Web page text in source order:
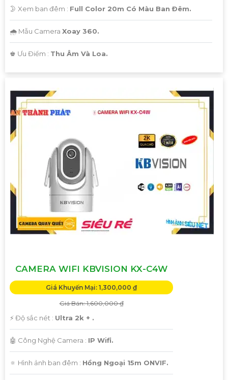
🌛 Xem ban đêm : Full Color 20m Có Màu Ban Ðêm.
🌧️ Mẫu Camera Xoay 360.
️♚ Ưu Điểm : Thu Âm Và Loa.
CAMERA WIFI KBVISION KX-C4W
Giá Khuyến Mại: 1,300,000 ₫
Giá Bán: 1,600,000 ₫
️⚡ Độ sắc nét : Ultra 2k + .
🤖️ Công Nghệ Camera : IP Wifi.
🔅 Hình ảnh ban đêm : Hồng Ngoại 15m ONVIF.